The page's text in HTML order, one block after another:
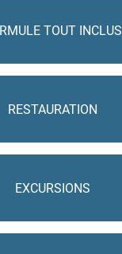
TOUT INCLUS
RESTAURATION
EXCURSIONS